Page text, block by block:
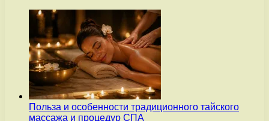
Польза и особенности традиционного тайского
массажа и процедур СПА